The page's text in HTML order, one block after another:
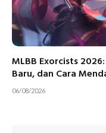
MLBB Exorcists
Baru, dan Cara
06/08/2026